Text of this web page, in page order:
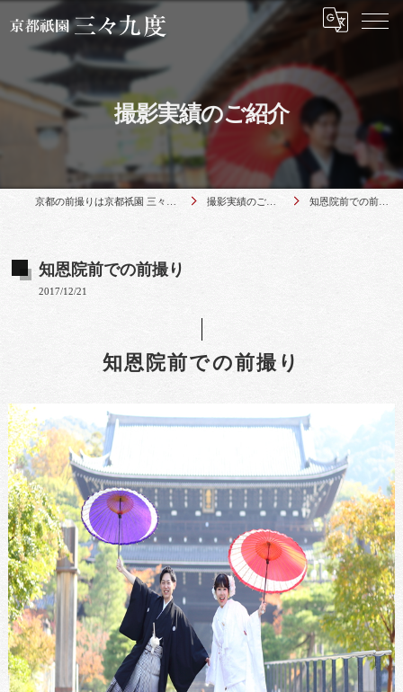
撮影実績のご紹介
撮影実績のご紹介 知恩院前での前撮り
知恩院前での前撮り
2017/12/21
知恩院前での前撮り